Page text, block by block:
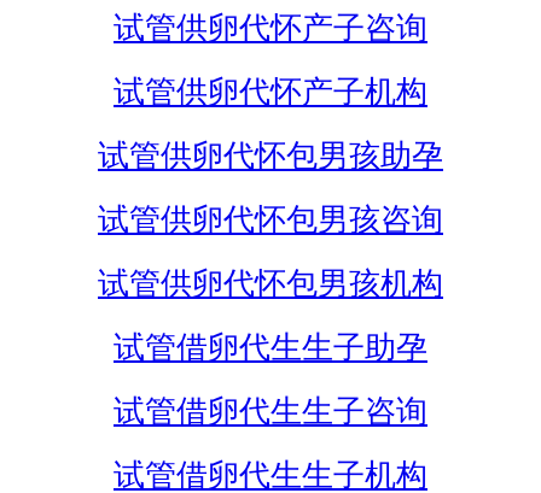
试管供卵代怀产子咨询
试管供卵代怀产子机构
试管供卵代怀包男孩助孕
试管供卵代怀包男孩咨询
试管供卵代怀包男孩机构
试管借卵代生生子助孕
试管借卵代生生子咨询
试管借卵代生生子机构